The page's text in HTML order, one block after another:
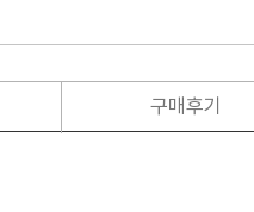
구매후기